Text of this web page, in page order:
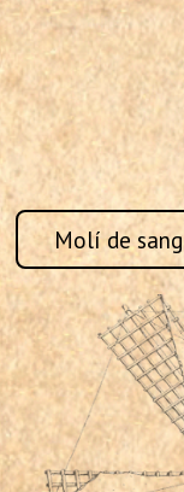
Molí de sang